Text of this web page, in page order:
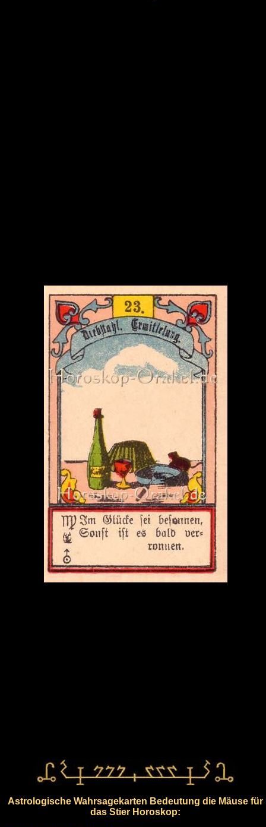
Astrologische Wahrsagekarten Bedeutung die Mäuse für
das Stier Horoskop: